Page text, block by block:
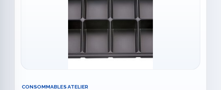
CONSOMMABLES ATELIER